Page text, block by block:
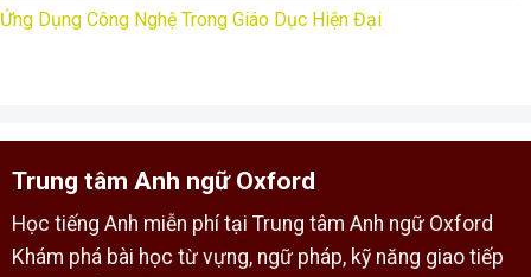
Ứng Dụng Công Nghệ Trong Giáo Dục Hiện Đại
Trung tâm Anh ngữ Oxford
Học tiếng Anh miễn phí tại Trung tâm Anh ngữ Oxford
Khám phá bài học từ vựng, ngữ pháp, kỹ năng giao tiếp